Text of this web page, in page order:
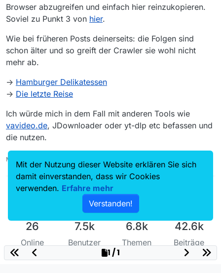
Browser abzugreifen und einfach hier reinzukopieren.
Soviel zu Punkt 3 von hier.
Wie bei früheren Posts deinerseits: die Folgen sind
schon älter und so greift der Crawler sie wohl nicht
mehr ab.
-> Hamburger Delikatessen
-> Die letzte Reise
Ich würde mich in dem Fall mit anderen Tools wie
vavideo.de, JDownloader oder yt-dlp etc befassen und
die nutzen.
MediathekView-14.4.0-win-2025-08-25 & mitgeliefertes Java
26
Online
7.5k
Benutzer
6.8k
Themen
42.6k
Beiträge
1 / 1
Mit der Nutzung dieser Website erklären Sie sich
damit einverstanden, dass wir Cookies
verwenden. Erfahre mehr
Verstanden!